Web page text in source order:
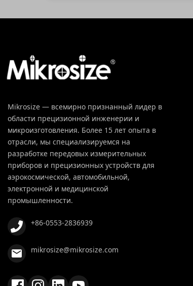
Mikrosize — всемирно признанный лидер в
области прецизионной инженерии и
микроизготовления. Более 15 лет опыта в
отрасли, мы специализируемся на
разработке передовых измерительных
приборов и прецизионных устройств для
аэрокосмической, автомобильной,
электронной и медицинской
промышленности.
+86-0553-2836939
mikrosize@mikrosize.com